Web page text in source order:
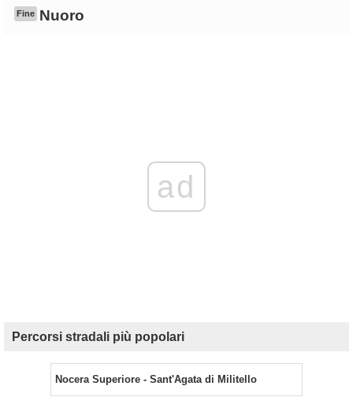
Fine Nuoro
ad
Percorsi stradali più popolari
Nocera Superiore - Sant'Agata di Militello